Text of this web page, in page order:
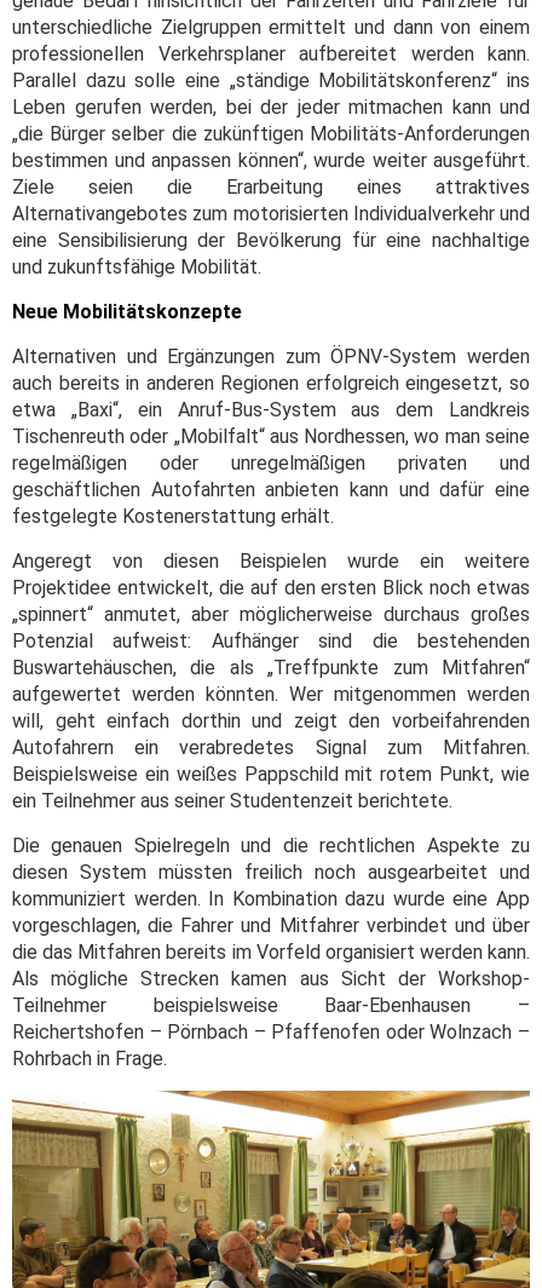
unterschiedliche Zielgruppen ermittelt und dann von einem
professionellen Verkehrsplaner aufbereitet werden kann.
Parallel dazu solle eine „ständige Mobilitätskonferenz“ ins
Leben gerufen werden, bei der jeder mitmachen kann und
„die Bürger selber die zukünftigen Mobilitäts-Anforderungen
bestimmen und anpassen können“, wurde weiter ausgeführt.
Ziele seien die Erarbeitung eines attraktives
Alternativangebotes zum motorisierten Individualverkehr und
eine Sensibilisierung der Bevölkerung für eine nachhaltige
und zukunftsfähige Mobilität.
Neue Mobilitätskonzepte
Alternativen und Ergänzungen zum ÖPNV-System werden
auch bereits in anderen Regionen erfolgreich eingesetzt, so
etwa „Baxi“, ein Anruf-Bus-System aus dem Landkreis
Tischenreuth oder „Mobilfalt“ aus Nordhessen, wo man seine
regelmäßigen oder unregelmäßigen privaten und
geschäftlichen Autofahrten anbieten kann und dafür eine
festgelegte Kostenerstattung erhält.
Angeregt von diesen Beispielen wurde ein weitere
Projektidee entwickelt, die auf den ersten Blick noch etwas
„spinnert“ anmutet, aber möglicherweise durchaus großes
Potenzial aufweist: Aufhänger sind die bestehenden
Buswartehäuschen, die als „Treffpunkte zum Mitfahren“
aufgewertet werden könnten. Wer mitgenommen werden
will, geht einfach dorthin und zeigt den vorbeifahrenden
Autofahrern ein verabredetes Signal zum Mitfahren.
Beispielsweise ein weißes Pappschild mit rotem Punkt, wie
ein Teilnehmer aus seiner Studentenzeit berichtete.
Die genauen Spielregeln und die rechtlichen Aspekte zu
diesen System müssten freilich noch ausgearbeitet und
kommuniziert werden. In Kombination dazu wurde eine App
vorgeschlagen, die Fahrer und Mitfahrer verbindet und über
die das Mitfahren bereits im Vorfeld organisiert werden kann.
Als mögliche Strecken kamen aus Sicht der Workshop-
Teilnehmer beispielsweise Baar-Ebenhausen –
Reichertshofen – Pörnbach – Pfaffenofen oder Wolnzach –
Rohrbach in Frage.